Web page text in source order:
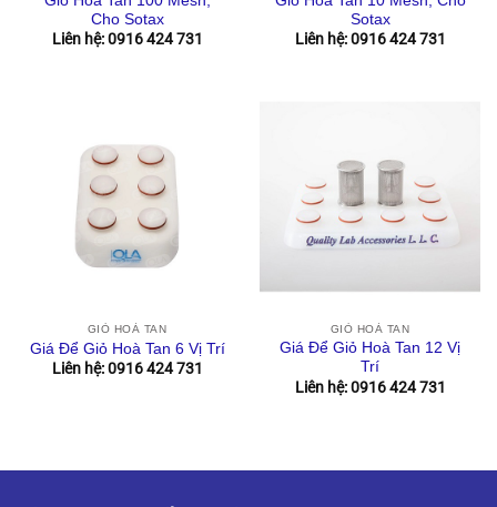
Cho Sotax
Liên hệ: 0916 424 731
Sotax
Liên hệ: 0916 424 731
GIỎ HOÀ TAN
Giá Để Giỏ Hoà Tan 6 Vị Trí
Liên hệ: 0916 424 731
GIỎ HOÀ TAN
Giá Để Giỏ Hoà Tan 12 Vị
Trí
Liên hệ: 0916 424 731